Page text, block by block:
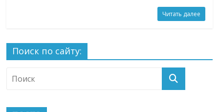
Читать далее
Поиск по сайту: